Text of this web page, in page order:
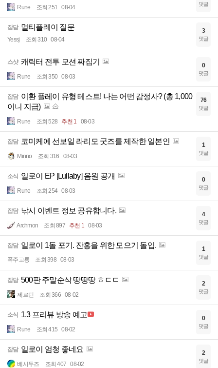
Rune 조회 251 08-04 댓글
잡담 멀티플레이 질문
Yessj 조회 310 08-04
3
댓글
스샷 캐릭터 전투 모션 짜집기
Rune 조회 350 08-03
0
댓글
잡담 이환 플레이 유형 테스트! 나는 어떤 감정사? (총 1,000
이니 지급)
Rune 조회 528 추천 1 08-03
76
댓글
잡담 코미케에 선보일 라리모 굿즈를 제작한 일본인
Minno 조회 316 08-03
1
댓글
소식 일로이 EP [Lullaby] 음원 공개
Rune 조회 254 08-03
0
댓글
잡담 낚시 이벤트 정보 공유합니다.
Archmon 조회 897 추천 1 08-03
4
댓글
잡담 일로이 1돌 포기. 잔홍을 위한 모으기 돌입.
폭주고룡 조회 398 08-03
1
댓글
잡담 500판 주말순삭 땅땅땅 ㅎㄷㄷ
제르딘 조회 366 08-02
2
댓글
소식 1.3 프리뷰 방송 예고
Rune 조회 415 08-02
0
댓글
잡담 일로이 엄청 좋네요
베시두즈 조회 407 08-02
2
댓글